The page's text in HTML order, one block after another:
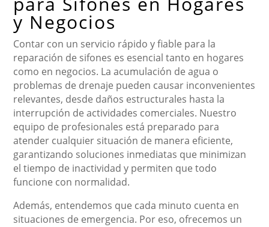
y Negocios
Contar con un servicio rápido y fiable para la
reparación de sifones es esencial tanto en hogares
como en negocios. La acumulación de agua o
problemas de drenaje pueden causar inconvenientes
relevantes, desde daños estructurales hasta la
interrupción de actividades comerciales. Nuestro
equipo de profesionales está preparado para
atender cualquier situación de manera eficiente,
garantizando soluciones inmediatas que minimizan
el tiempo de inactividad y permiten que todo
funcione con normalidad.
Además, entendemos que cada minuto cuenta en
situaciones de emergencia. Por eso, ofrecemos un